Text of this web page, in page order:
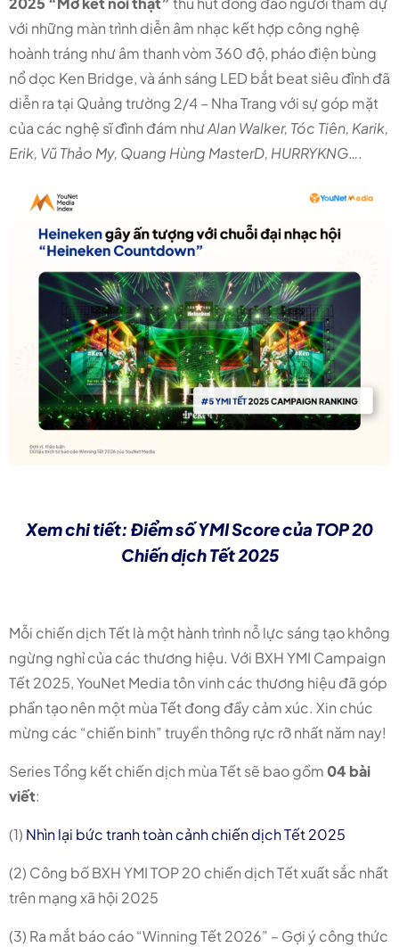
với những màn trình diễn âm nhạc kết hợp công nghệ
hoành tráng nhưâm thanh vòm 360 độ, pháo điện bùng
nổ dọc Ken Bridge, và ánh sáng LED bắt beat siêu đỉnh đã
diễn ra tại Quảng trường 2/4 – Nha Trang với sự góp mặt
của các nghệ sĩ đình đám nhưAlan Walker, Tóc Tiên, Karik,
Erik, Vũ Thảo My, Quang Hùng MasterD, HURRYKNG….
Xem chi tiết: Điểm số YMI Score của TOP 20
Chiến dịch Tết 2025
Mỗi chiến dịch Tết là một hành trình nỗ lực sáng tạo không
ngừng nghỉ của các thương hiệu. Với BXH YMI Campaign
Tết 2025, YouNet Media tôn vinh các thương hiệu đã góp
phần tạo nên một mùa Tết đong đầy cảm xúc. Xin chúc
mừng các “chiến binh” truyền thông rực rỡ nhất năm nay!
Series Tổng kết chiến dịch mùa Tết sẽ bao gồm04 bài
viết:
(1) Nhìn lại bức tranh toàn cảnh chiến dịch Tết 2025
(2) Công bố BXH YMI TOP 20 chiến dịch Tết xuất sắc nhất
trên mạng xã hội 2025
(3) Ra mắt báo cáo “Winning Tết 2026” – Gợi ý công thức